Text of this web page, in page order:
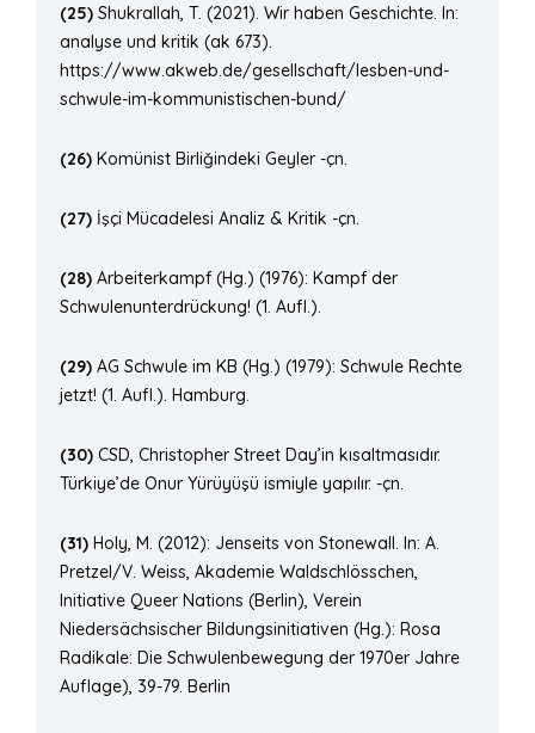
(25) Shukrallah, T. (2021). Wir haben Geschichte. In:
analyse und kritik (ak 673).
https://www.akweb.de/gesellschaft/lesben-und-
schwule-im-kommunistischen-bund/
(26) Komünist Birliğindeki Geyler -çn.
(27) İşçi Mücadelesi Analiz & Kritik -çn.
(28) Arbeiterkampf (Hg.) (1976): Kampf der
Schwulenunterdrückung! (1. Aufl.).
(29) AG Schwule im KB (Hg.) (1979): Schwule Rechte
jetzt! (1. Aufl.). Hamburg.
(30) CSD, Christopher Street Day’in kısaltmasıdır.
Türkiye’de Onur Yürüyüşü ismiyle yapılır. -çn.
(31) Holy, M. (2012): Jenseits von Stonewall. In: A.
Pretzel/V. Weiss, Akademie Waldschlösschen,
Initiative Queer Nations (Berlin), Verein
Niedersächsischer Bildungsinitiativen (Hg.): Rosa
Radikale: Die Schwulenbewegung der 1970er Jahre
Auflage), 39-79. Berlin